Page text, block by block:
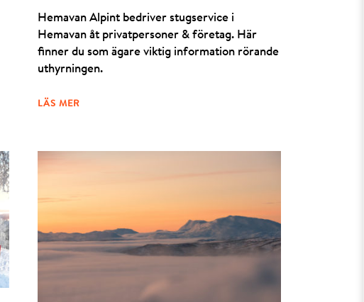
Hemavan Alpint bedriver stugservice i
Hemavan åt privatpersoner & företag. Här
finner du som ägare viktig information rörande
uthyrningen.
LÄS MER